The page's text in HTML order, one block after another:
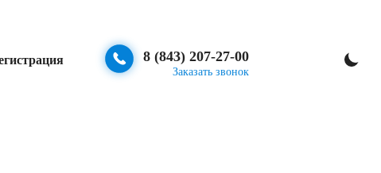
8 (843) 207-27-00
Заказать звонок